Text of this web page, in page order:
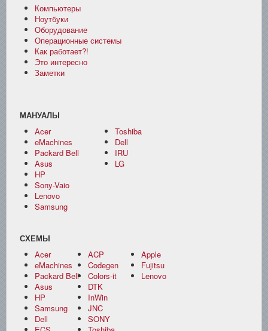
Компьютеры
Ноутбуки
Оборудование
Операционные системы
Как работает?!
Это интересно
Заметки
МАНУАЛЫ
Acer
eMachines
Packard Bell
Asus
HP
Sony-Vaio
Lenovo
Samsung
Toshiba
Dell
IRU
LG
СХЕМЫ
Acer
eMachines
Packard Bell
Asus
HP
Samsung
Dell
ACP
Codegen
Colors-it
DTK
InWin
JNC
SONY
Apple
Fujitsu
Lenovo